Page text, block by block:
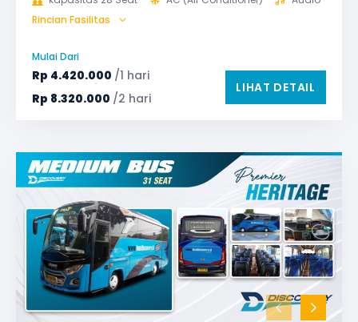
Bagasi
GPS
Safety Tools (P3K, Windows Breaker, dll)
TV LED & Android System
Water Dispenser
Rincian Fasilitas
Mulai Dari
Rp 4.420.000 /1 hari
Rp 8.320.000 /2 hari
LIHAT DETAIL